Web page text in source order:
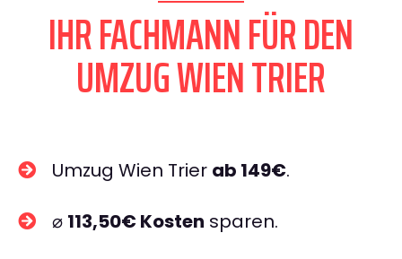
IHR FACHMANN FÜR DEN
UMZUG WIEN TRIER
Umzug Wien Trier ab 149€.
⌀ 113,50€ Kosten sparen.